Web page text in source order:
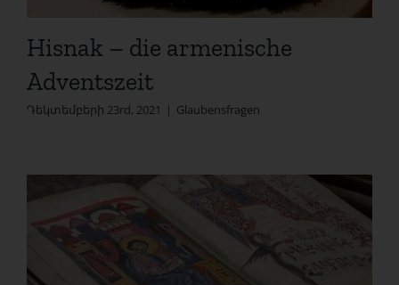
Hisnak – die armenische
Adventszeit
Դեկտեմբերի 23rd, 2021 | Glaubensfragen